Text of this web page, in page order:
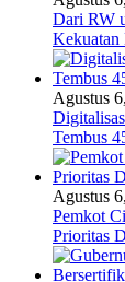
Dari RW
Kekuatan
Agustus
Tembus
Agustus
Pemkot
Prioritas